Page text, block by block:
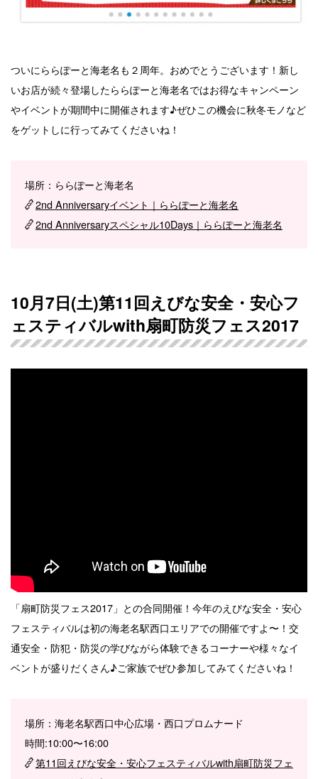
ついにららぽーと海老名も２周年。おめでとうございます！新し
いお店が続々登場したららぽーと海老名ではお得なキャンペーン
やイベントが期間中に開催されます♪ぜひこの機会に秋冬モノなど
をゲットしに行ってみてくださいね！
場所：ららぽーと海老名
2nd Anniversaryイベント｜ららぽーと海老名
2nd Anniversaryスペシャル10Days｜ららぽーと海老名
10月7日(土)第11回えびな安全・安心フ
ェスティバルwith扇町防災フェス2017
「扇町防災フェス2017」との合同開催！今年のえびな安全・安心
フェスティバルは初の海老名駅西口エリアでの開催ですよ〜！交
通安全・防犯・防災の学びながら体験できるコーナーや様々なイ
ベントが盛りだくさん♪ご家族でぜひ参加してみてくださいね！
場所：海老名駅西口中心広場・西口プロムナード
時間:10:00〜16:00
第11回えびな安全・安心フェスティバルwith扇町防災フェ